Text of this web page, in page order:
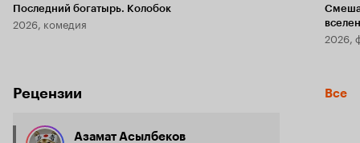
Последний богатырь. Колобок
2026, комедия
2026,
Рецензии Все
Азамат Асылбеков